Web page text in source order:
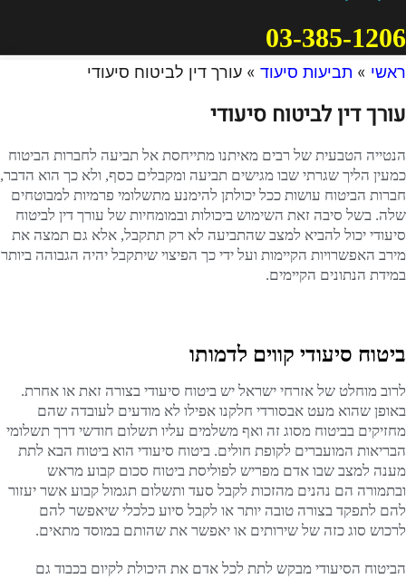
03-385-1206
ראשי » תביעות סיעוד » עורך דין לביטוח סיעודי
עורך דין לביטוח סיעודי
הנטייה הטבעית של רבים מאיתנו מתייחסת אל תביעה לחברות הביטוח
כמעין הליך שגרתי שבו מגישים תביעה ומקבלים כסף, ולא כך הוא הדבר,
חברות הביטוח עושות ככל יכולתן להימנע מתשלומי פרמיות למבוטחים
שלה. בשל סיבה זאת השימוש ביכולות ובמומחיות של עורך דין לביטוח
סיעודי יכול להביא למצב שהתביעה לא רק תתקבל, אלא גם תמצה את
מירב האפשרויות הקיימות ועל ידי כך הפיצוי שיתקבל יהיה הגבוהה ביותר
במידת הנתונים הקיימים.
ביטוח סיעודי קווים לדמותו
לרוב מוחלט של אזרחי ישראל יש ביטוח סיעודי בצורה זאת או אחרת.
באופן שהוא מעט אבסורדי חלקנו אפילו לא מודעים לעובדה שהם
מחזיקים בביטוח מסוג זה ואף משלמים עליו תשלום חודשי דרך תשלומי
הבריאות המועברים לקופת חולים. ביטוח סיעודי הוא ביטוח הבא לתת
מענה למצב שבו אדם מפריש לפוליסת ביטוח סכום קבוע מראש
ובתמורה הם נהנים מהזכות לקבל סעד ותשלום תגמול קבוע אשר יעזור
להם לתפקד בצורה טובה יותר או לקבל סיוע כלכלי שיאפשר להם
לרכוש סוג כזה של שירותים או יאפשר את שהותם במוסד מתאים.
הביטוח הסיעודי מבקש לתת לכל אדם את היכולת לקיום בכבוד גם